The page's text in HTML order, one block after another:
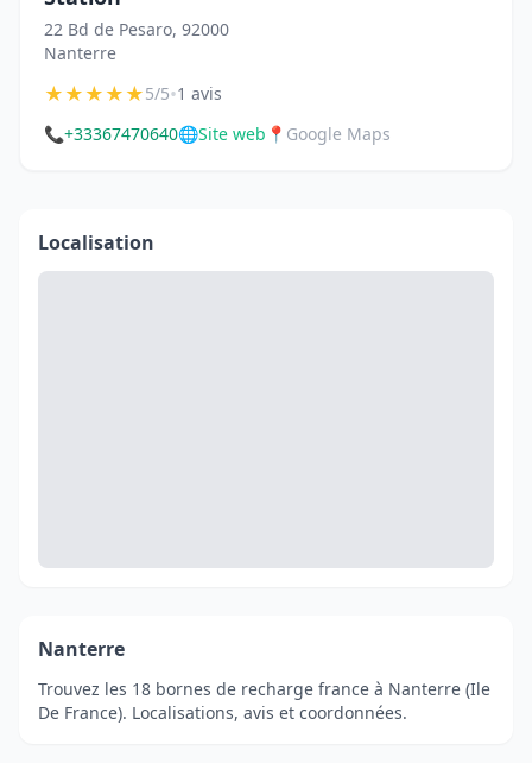
22 Bd de Pesaro, 92000
Nanterre
★★★★★5/5•1 avis
📞+33367470640🌐Site web 📍 Google Maps
Localisation
Nanterre
Trouvez les 18 bornes de recharge france à Nanterre (Ile
De France). Localisations, avis et coordonnées.